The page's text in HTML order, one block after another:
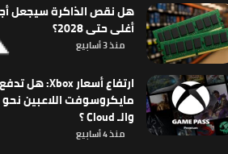
هل نقص الذاكرة سيجعل
أغلى حتى 2028؟
منذ 3 أسابيع
ارتفاع أسعار Xbox: هل تدفع
والـ Cloud ؟
منذ 4 أسابيع